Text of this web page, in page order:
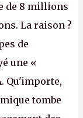
de 8 millions
La raison ?
de
une «
Qu'importe,
tombe